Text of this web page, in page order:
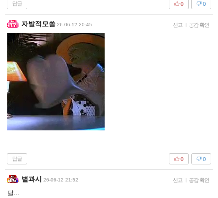
답글 0
0
자발적모쏠 26-06-12 20:45 신고 | 공감 확인
답글 0
0
별과시 26-06-12 21:52 신고 | 공감 확인
탈...